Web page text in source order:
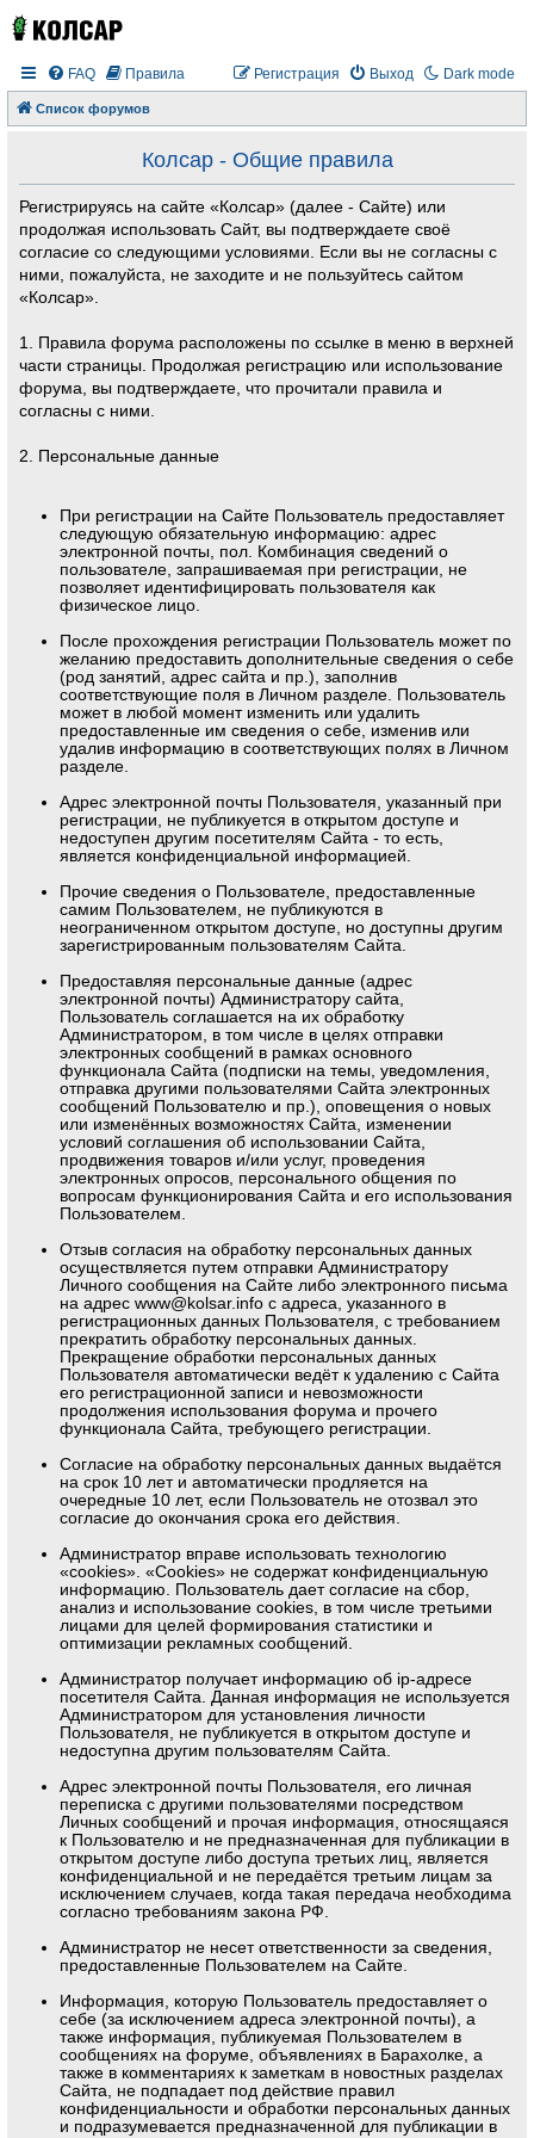
Dark mode
FAQ Правила Выход
Регистрация
Список форумов
Колсар - Общие правила
Регистрируясь на сайте «Колсар» (далее - Сайте) или
продолжая использовать Сайт, вы подтверждаете своё
согласие со следующими условиями. Если вы не согласны с
ними, пожалуйста, не заходите и не пользуйтесь сайтом
«Колсар».
1. Правила форума расположены по ссылке в меню в верхней
части страницы. Продолжая регистрацию или использование
форума, вы подтверждаете, что прочитали правила и
согласны с ними.
2. Персональные данные
При регистрации на Сайте Пользователь предоставляет
следующую обязательную информацию: адрес
электронной почты, пол. Комбинация сведений о
пользователе, запрашиваемая при регистрации, не
позволяет идентифицировать пользователя как
физическое лицо.
После прохождения регистрации Пользователь может по
желанию предоставить дополнительные сведения о себе
(род занятий, адрес сайта и пр.), заполнив
соответствующие поля в Личном разделе. Пользователь
может в любой момент изменить или удалить
предоставленные им сведения о себе, изменив или
удалив информацию в соответствующих полях в Личном
разделе.
Адрес электронной почты Пользователя, указанный при
регистрации, не публикуется в открытом доступе и
недоступен другим посетителям Сайта - то есть,
является конфиденциальной информацией.
Прочие сведения о Пользователе, предоставленные
самим Пользователем, не публикуются в
неограниченном открытом доступе, но доступны другим
зарегистрированным пользователям Сайта.
Предоставляя персональные данные (адрес
электронной почты) Администратору сайта,
Пользователь соглашается на их обработку
Администратором, в том числе в целях отправки
электронных сообщений в рамках основного
функционала Сайта (подписки на темы, уведомления,
отправка другими пользователями Сайта электронных
сообщений Пользователю и пр.), оповещения о новых
или изменённых возможностях Сайта, изменении
условий соглашения об использовании Сайта,
продвижения товаров и/или услуг, проведения
электронных опросов, персонального общения по
вопросам функционирования Сайта и его использования
Пользователем.
Отзыв согласия на обработку персональных данных
осуществляется путем отправки Администратору
Личного сообщения на Сайте либо электронного письма
на адресwww@kolsar.info с адреса, указанного в
регистрационных данных Пользователя, с требованием
прекратить обработку персональных данных.
Прекращение обработки персональных данных
Пользователя автоматически ведёт к удалению с Сайта
его регистрационной записи и невозможности
продолжения использования форума и прочего
функционала Сайта, требующего регистрации.
Согласие на обработку персональных данных выдаётся
на срок 10 лет и автоматически продляется на
очередные 10 лет, если Пользователь не отозвал это
согласие до окончания срока его действия.
Администратор вправе использовать технологию
«cookies». «Cookies» не содержат конфиденциальную
информацию. Пользователь дает согласие на сбор,
анализ и использование cookies, в том числе третьими
лицами для целей формирования статистики и
оптимизации рекламных сообщений.
Администратор получает информацию об ip-адресе
посетителя Сайта. Данная информация не используется
Администратором для установления личности
Пользователя, не публикуется в открытом доступе и
недоступна другим пользователям Сайта.
Адрес электронной почты Пользователя, его личная
переписка с другими пользователями посредством
Личных сообщений и прочая информация, относящаяся
к Пользователю и не предназначенная для публикации в
открытом доступе либо доступа третьих лиц, является
конфиденциальной и не передаётся третьим лицам за
исключением случаев, когда такая передача необходима
согласно требованиям закона РФ.
Администратор не несет ответственности за сведения,
предоставленные Пользователем на Сайте.
Информация, которую Пользователь предоставляет о
себе (за исключением адреса электронной почты), а
также информация, публикуемая Пользователем в
сообщениях на форуме, объявлениях в Барахолке, а
также в комментариях к заметкам в новостных разделах
Сайта, не подпадает под действие правил
конфиденциальности и обработки персональных данных
и подразумевается предназначенной для публикации в